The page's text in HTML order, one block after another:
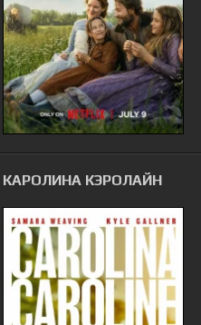
КАРОЛИНА КЭРОЛАЙН